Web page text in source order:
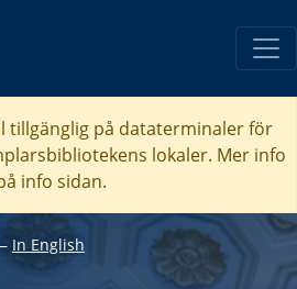
tillgänglig på dataterminaler för
lokaler. Mer info
info sidan.
In English